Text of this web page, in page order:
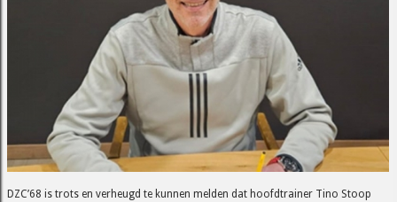
DZC’68 is trots en verheugd te kunnen melden dat hoofdtrainer Tino Stoop